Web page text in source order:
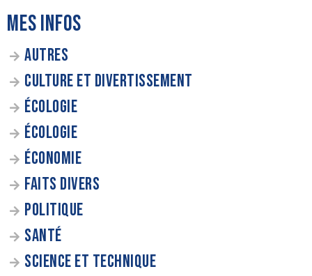
MES INFOS
AUTRES
CULTURE ET DIVERTISSEMENT
ÉCOLOGIE
ÉCOLOGIE
ÉCONOMIE
FAITS DIVERS
POLITIQUE
SANTÉ
SCIENCE ET TECHNIQUE